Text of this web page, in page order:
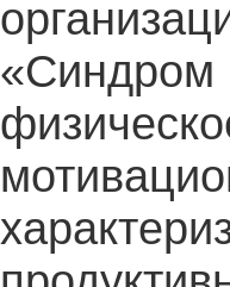
«Синдром